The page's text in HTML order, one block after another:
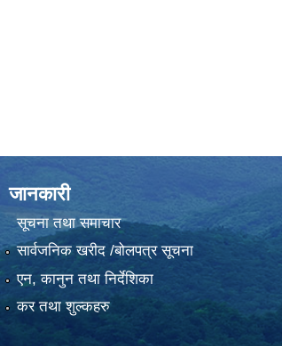
जानकारी
सूचना तथा समाचार
सार्वजनिक खरीद /बोलपत्र सूचना
एन, कानुन तथा निर्देशिका
कर तथा शुल्कहरु